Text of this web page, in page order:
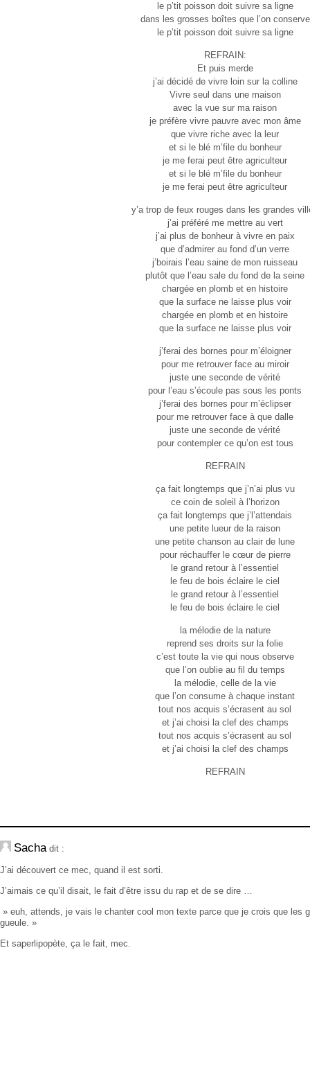
le p’tit poisson doit suivre sa ligne
dans les grosses boîtes que l’on conserve
le p’tit poisson doit suivre sa ligne
REFRAIN:
Et puis merde
j’ai décidé de vivre loin sur la colline
Vivre seul dans une maison
avec la vue sur ma raison
je préfère vivre pauvre avec mon âme
que vivre riche avec la leur
et si le blé m’file du bonheur
je me ferai peut être agriculteur
et si le blé m’file du bonheur
je me ferai peut être agriculteur
y’a trop de feux rouges dans les grandes
j’ai préféré me mettre au vert
j’ai plus de bonheur à vivre en paix
que d’admirer au fond d’un verre
j’boirais l’eau saine de mon ruisseau
plutôt que l’eau sale du fond de la seine
chargée en plomb et en histoire
que la surface ne laisse plus voir
chargée en plomb et en histoire
que la surface ne laisse plus voir
j’ferai des bornes pour m’éloigner
pour me retrouver face au miroir
juste une seconde de vérité
pour l’eau s’écoule pas sous les ponts
j’ferai des bornes pour m’éclipser
pour me retrouver face à que dalle
juste une seconde de vérité
pour contempler ce qu’on est tous
REFRAIN
ça fait longtemps que j’n’ai plus vu
ce coin de soleil à l’horizon
ça fait longtemps que j’l’attendais
une petite lueur de la raison
une petite chanson au clair de lune
pour réchauffer le cœur de pierre
le grand retour à l’essentiel
le feu de bois éclaire le ciel
le grand retour à l’essentiel
le feu de bois éclaire le ciel
la mélodie de la nature
reprend ses droits sur la folie
c’est toute la vie qui nous observe
que l’on oublie au fil du temps
la mélodie, celle de la vie
que l’on consume à chaque instant
tout nos acquis s’écrasent au sol
et j’ai choisi la clef des champs
tout nos acquis s’écrasent au sol
et j’ai choisi la clef des champs
REFRAIN
Sacha dit :
J’ai découvert ce mec, quand il est sorti.
J’aimais ce qu’il disait, le fait d’être issu du rap et de se dire …
» euh, attends, je vais le chanter cool mon texte parce que je crois que les
gueule. »
Et saperlipopète, ça le fait, mec.